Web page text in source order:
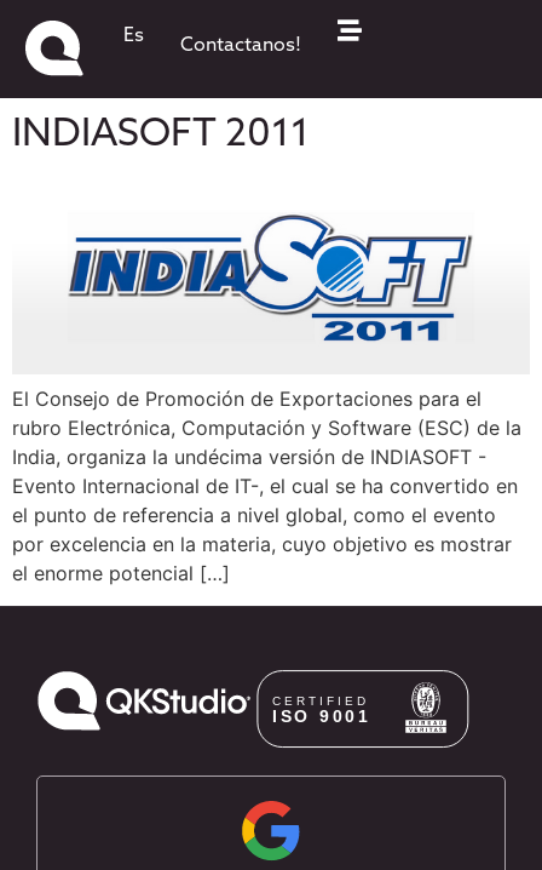
Es Contactanos!
QKStudio: Seleccionada para
la undécima edición de
INDIASOFT 2011
El Consejo de Promoción de Exportaciones para el
rubro Electrónica, Computación y Software (ESC) de la
India, organiza la undécima versión de INDIASOFT -
Evento Internacional de IT-, el cual se ha convertido en
el punto de referencia a nivel global, como el evento
por excelencia en la materia, cuyo objetivo es mostrar
el enorme potencial […]